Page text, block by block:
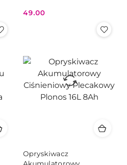
Cena:
49.00
Opryskiwacz